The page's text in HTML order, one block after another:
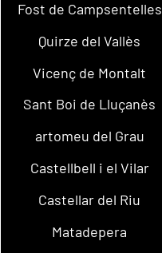
Fost de Campsentelles
Quirze del Vallès
Vicenç de Montalt
Sant Boi de Lluçanès
artomeu del Grau
Castellbell i el Vilar
Castellar del Riu
Matadepera